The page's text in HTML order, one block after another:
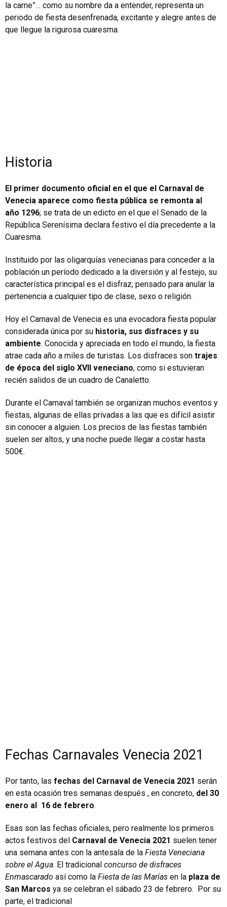
la carne”… como su nombre da a entender, representa un
periodo de fiesta desenfrenada, excitante y alegre antes de
que llegue la rigurosa cuaresma.
Historia
El primer documento oficial en el que el Carnaval de
Venecia aparece como fiesta pública se remonta al
año 1296; se trata de un edicto en el que el Senado de la
República Serenísima declara festivo el día precedente a la
Cuaresma.
Instituido por las oligarquías venecianas para conceder a la
población un período dedicado a la diversión y al festejo, su
característica principal es el disfraz, pensado para anular la
pertenencia a cualquier tipo de clase, sexo o religión.
Hoy el Carnaval de Venecia es una evocadora fiesta popular
considerada única por su historia, sus disfraces y su
ambiente. Conocida y apreciada en todo el mundo, la fiesta
atrae cada año a miles de turistas. Los disfraces son trajes
de época del siglo XVII veneciano, como si estuvieran
recién salidos de un cuadro de Canaletto.
Durante el Carnaval también se organizan muchos eventos y
fiestas, algunas de ellas privadas a las que es difícil asistir
sin conocer a alguien. Los precios de las fiestas también
suelen ser altos, y una noche puede llegar a costar hasta
500€.
Fechas Carnavales Venecia 2021
Por tanto, las fechas del Carnaval de Venecia 2021 serán
en esta ocasión tres semanas después , en concreto, del 30
enero al 16 de febrero.
Esas son las fechas oficiales, pero realmente los primeros
actos festivos del Carnaval de Venecia 2021 suelen tener
una semana antes con la antesala de la Fiesta Veneciana
sobre el Agua. El tradicional concurso de disfraces
Enmascarado así como la Fiesta de las Marías en la plaza de
San Marcos ya se celebran el sábado 23 de febrero. Por su
parte, el tradicional